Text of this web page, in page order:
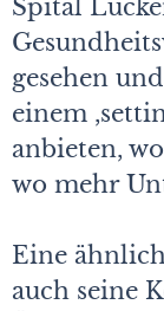
Spital
gesehen
einem
anbieten,
wo mehr
Eine
auch seine